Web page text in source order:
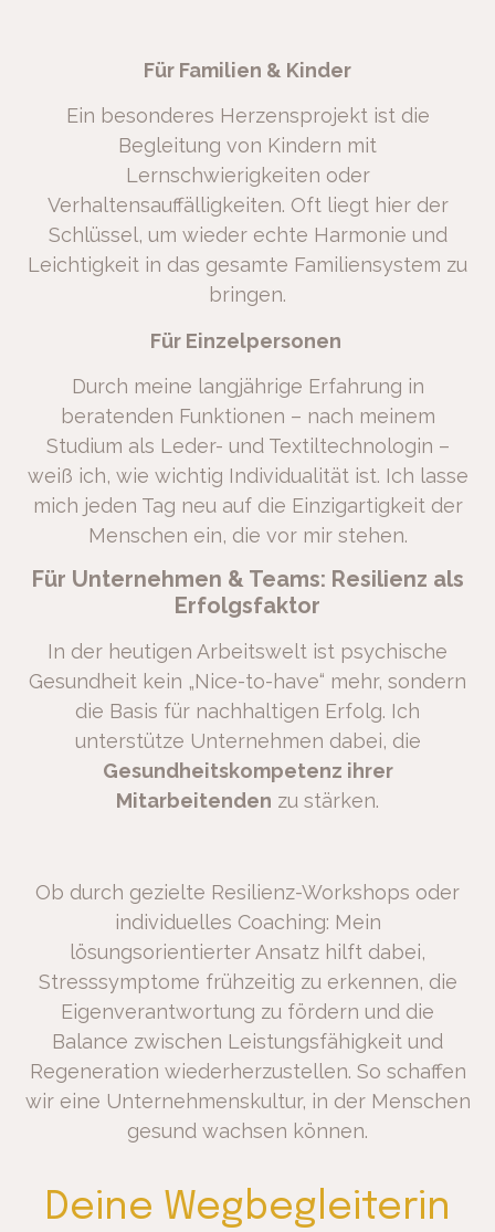
Für Familien & Kinder
Ein besonderes Herzensprojekt ist die
Begleitung von Kindern mit
Lernschwierigkeiten oder
Verhaltensauffälligkeiten. Oft liegt hier der
Schlüssel, um wieder echte Harmonie und
Leichtigkeit in das gesamte Familiensystem zu
bringen.
Für Einzelpersonen
Durch meine langjährige Erfahrung in
beratenden Funktionen – nach meinem
Studium als Leder- und Textiltechnologin –
weiß ich, wie wichtig Individualität ist. Ich lasse
mich jeden Tag neu auf die Einzigartigkeit der
Menschen ein, die vor mir stehen.
Für Unternehmen & Teams: Resilienz als
Erfolgsfaktor
In der heutigen Arbeitswelt ist psychische
Gesundheit kein „Nice-to-have“ mehr, sondern
die Basis für nachhaltigen Erfolg. Ich
unterstütze Unternehmen dabei, die
Gesundheitskompetenz ihrer
Mitarbeitenden zu stärken.
Ob durch gezielte Resilienz-Workshops oder
individuelles Coaching: Mein
lösungsorientierter Ansatz hilft dabei,
Stresssymptome frühzeitig zu erkennen, die
Eigenverantwortung zu fördern und die
Balance zwischen Leistungsfähigkeit und
Regeneration wiederherzustellen. So schaffen
wir eine Unternehmenskultur, in der Menschen
gesund wachsen können.
Deine Wegbegleiterin